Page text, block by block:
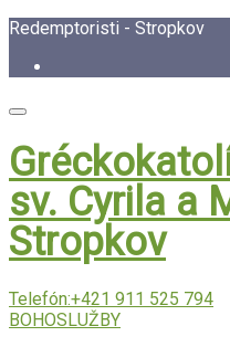
Redemptoristi - Stropkov
sv. Cyrila a
Stropkov
Telefón:+421 911 525 794
BOHOSLUŽBY